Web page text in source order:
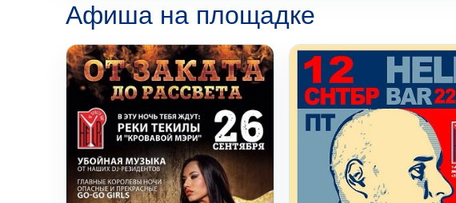
Афиша на площадке